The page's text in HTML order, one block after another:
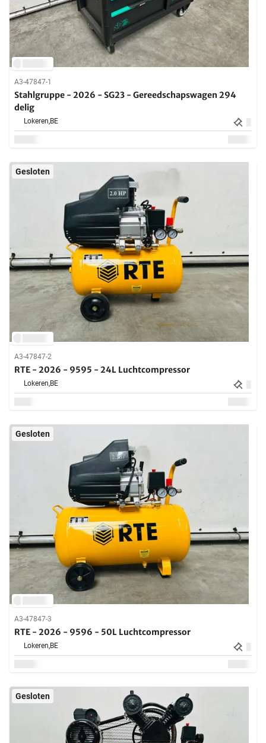
A3-47847-1
Stahlgruppe - 2026 - SG23 - Gereedschapswagen 294
delig
Lokeren,BE
Gesloten
A3-47847-2
RTE - 2026 - 9595 - 24L Luchtcompressor
Lokeren,BE
Gesloten
A3-47847-3
RTE - 2026 - 9596 - 50L Luchtcompressor
Lokeren,BE
Gesloten